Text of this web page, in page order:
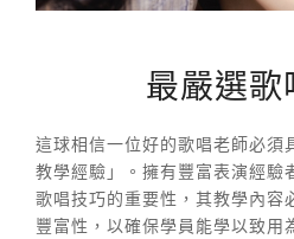
最嚴選歌
這球相信一位好的歌唱老師必須
教學經驗」。擁有豐富表演經驗
歌唱技巧的重要性，其教學內容
豐富性，以確保學員能學以致用